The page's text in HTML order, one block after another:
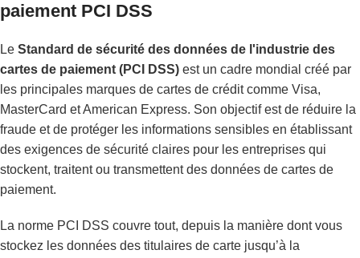
paiement PCI DSS
Le Standard de sécurité des données de l'industrie des
cartes de paiement (PCI DSS) est un cadre mondial créé par
les principales marques de cartes de crédit comme Visa,
MasterCard et American Express. Son objectif est de réduire la
fraude et de protéger les informations sensibles en établissant
des exigences de sécurité claires pour les entreprises qui
stockent, traitent ou transmettent des données de cartes de
paiement.
La norme PCI DSS couvre tout, depuis la manière dont vous
stockez les données des titulaires de carte jusqu’à la